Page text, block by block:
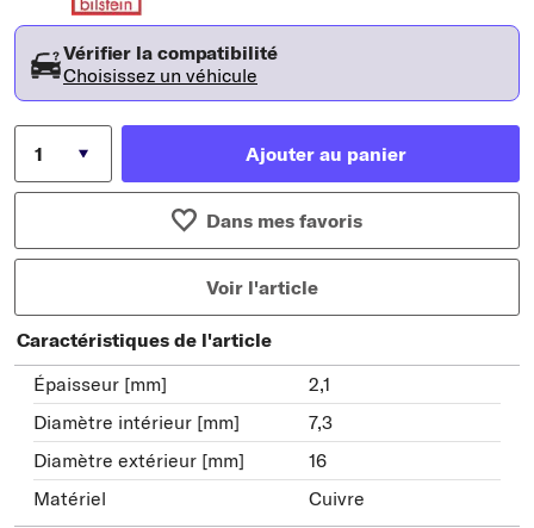
Vérifier la compatibilité
Choisissez un véhicule
Ajouter au panier
Dans mes favoris
Voir l'article
Caractéristiques de l'article
Épaisseur [mm]
2,1
Diamètre intérieur [mm]
7,3
Diamètre extérieur [mm]
16
Matériel
Cuivre